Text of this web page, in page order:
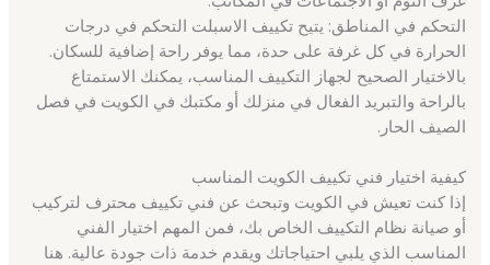
التحكم في المناطق: يتيح تكييف الاسبلت التحكم في درجات
الحرارة في كل غرفة على حدة، مما يوفر راحة إضافية للسكان.
بالاختيار الصحيح لجهاز التكييف المناسب، يمكنك الاستمتاع
بالراحة والتبريد الفعال في منزلك أو مكتبك في الكويت في فصل
الصيف الحار.
كيفية اختيار فني تكييف الكويت المناسب
إذا كنت تعيش في الكويت وتبحث عن فني تكييف محترف لتركيب
أو صيانة نظام التكييف الخاص بك، فمن المهم اختيار الفني
المناسب الذي يلبي احتياجاتك ويقدم خدمة ذات جودة عالية. هنا